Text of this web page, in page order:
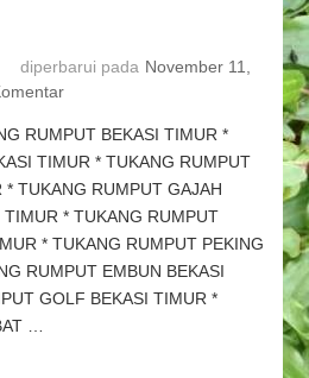
diperbarui pada November 11,
pada
TAMAN
BEKASI
TIMUR
&
TUKANG
RUMPUT
BEKASI
RUMPUT BEKASI TIMUR *
TIMUR * TUKANG RUMPUT
TUKANG RUMPUT GAJAH
TIMUR * TUKANG RUMPUT
* TUKANG RUMPUT PEKING
RUMPUT EMBUN BEKASI
GOLF BEKASI TIMUR *
…